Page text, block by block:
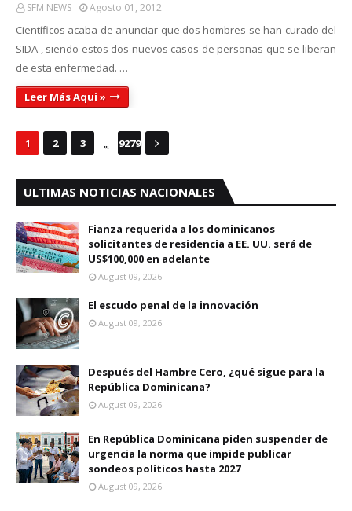
SFM NEWS Agosto 01, 2012
Científicos acaba de anunciar que dos hombres se han curado del
SIDA , siendo estos dos nuevos casos de personas que se liberan
de esta enfermedad. …
Leer Más Aqui »
1 2 3 ... 9279
ULTIMAS NOTICIAS NACIONALES
Fianza requerida a los dominicanos
solicitantes de residencia a EE. UU. será de
US$100,000 en adelante
August 09, 2026
El escudo penal de la innovación
August 09, 2026
Después del Hambre Cero, ¿qué sigue para la
República Dominicana?
August 09, 2026
En República Dominicana piden suspender de
urgencia la norma que impide publicar
sondeos políticos hasta 2027
August 09, 2026